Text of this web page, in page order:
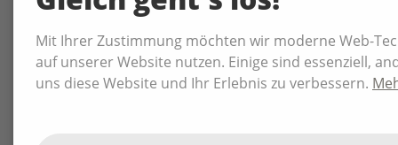
Mit Ihrer Zustimmung möchten wir moderne Web-
auf unserer Website nutzen. Einige sind essenziell,
uns diese Website und Ihr Erlebnis zu verbessern.